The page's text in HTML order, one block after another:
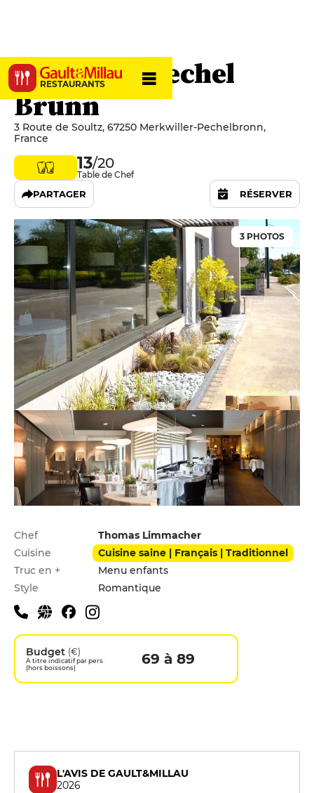
RESTAURANTS
Auberge Baechel
Brunn
3 Route de Soultz, 67250 Merkwiller-Pechelbronn,
France
13/20
Table de Chef
PARTAGER RÉSERVER
3 PHOTOS
Infos pratiques
Chef
Thomas Limmacher
Cuisine
Cuisine saine | Français | Traditionnel
Truc en +
Menu enfants
Style
Romantique
Budget (€)
A titre indicatif par pers.
(hors boissons)
69 à 89
L'AVIS DE GAULT&MILLAU
2026